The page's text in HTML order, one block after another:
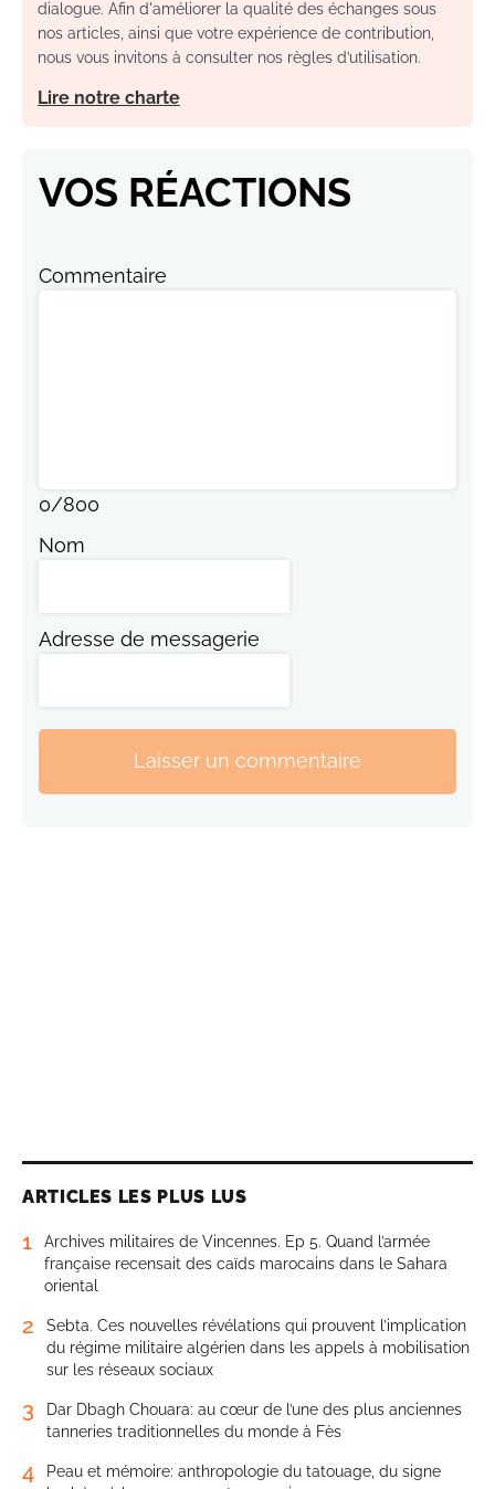
dialogue. Afin d'améliorer la qualité des échanges sous
nos articles, ainsi que votre expérience de contribution,
nous vous invitons à consulter nos règles d’utilisation.
Lire notre charte
VOS RÉACTIONS
Commentaire
0/800
Nom
Adresse de messagerie
Laisser un commentaire
ARTICLES LES PLUS LUS
1
Archives militaires de Vincennes. Ep 5. Quand l’armée
française recensait des caïds marocains dans le Sahara
oriental
2
Sebta. Ces nouvelles révélations qui prouvent l’implication
du régime militaire algérien dans les appels à mobilisation
sur les réseaux sociaux
3
Dar Dbagh Chouara: au cœur de l’une des plus anciennes
tanneries traditionnelles du monde à Fès
4
Peau et mémoire: anthropologie du tatouage, du signe